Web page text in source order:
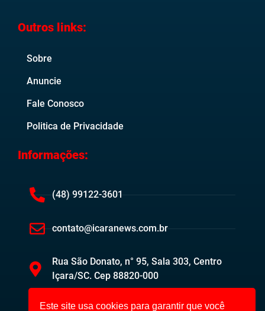
Outros links:
Sobre
Anuncie
Fale Conosco
Politica de Privacidade
Informações:
(48) 99122-3601
contato@icaranews.com.br
Rua São Donato, n° 95, Sala 303, Centro
Içara/SC. Cep 88820-000
Este site usa cookies para garantir que você